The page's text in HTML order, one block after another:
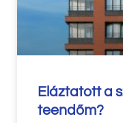
Eláztatott a
teendőm?​